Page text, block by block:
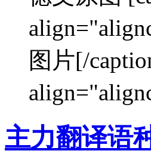
图片[/
主力翻译语